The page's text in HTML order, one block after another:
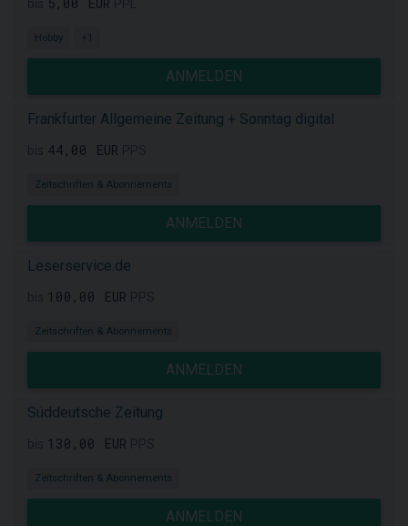
Hobby +1
ANMELDEN
Frankfurter Allgemeine Zeitung + Sonntag digital
44,00 EUR
Zeitschriften & Abonnements
ANMELDEN
Leserservice.de
100,00 EUR
Zeitschriften & Abonnements
ANMELDEN
Süddeutsche Zeitung
130,00 EUR
Zeitschriften & Abonnements
ANMELDEN